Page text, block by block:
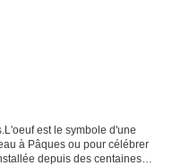
est le symbole d'une
à Pâques ou pour célébrer
depuis des centaines